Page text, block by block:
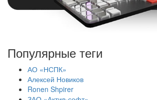
Популярные теги
АО «НСПК»
Алексей Новиков
Ronen Shpirer